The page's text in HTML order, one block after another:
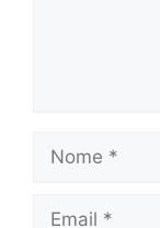
Nome
Email